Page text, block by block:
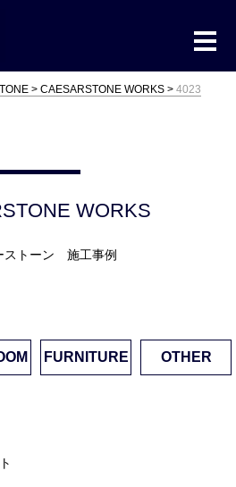
CAESARSTONE WORKS
4023
WORKS
ストーン 施工事例
FURNITURE OTHER